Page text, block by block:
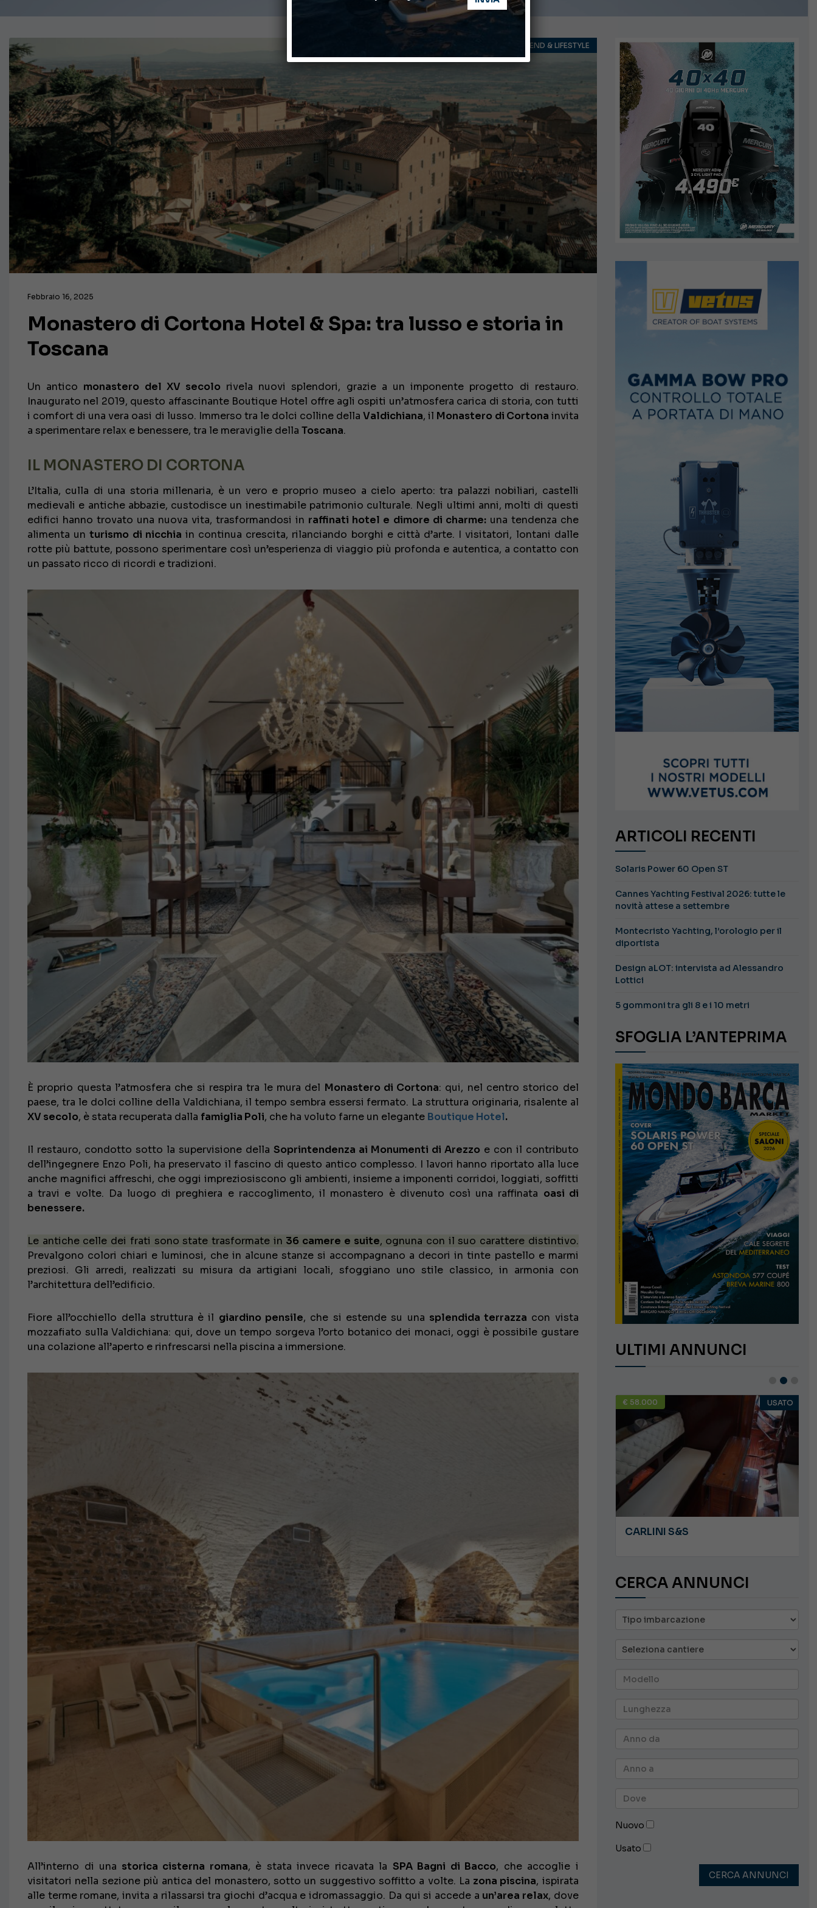
Febbraio 16, 2025
TREND & LIFESTYLE
Monastero di Cortona Hotel & Spa: tra lusso e storia in
Toscana
Un antico monastero del XV secolo rivela nuovi splendori, grazie a un imponente progetto di restauro.
Inaugurato nel 2019, questo affascinante Boutique Hotel offre agli ospiti un’atmosfera carica di storia, con tutti
i comfort di una vera oasi di lusso. Immerso tra le dolci colline dellaValdichiana, il Monastero di Cortona invita
a sperimentare relax e benessere, tra le meraviglie della Toscana.
IL MONASTERO DI CORTONA
L’Italia, culla di una storia millenaria, è un vero e proprio museo a cielo aperto: tra palazzi nobiliari, castelli
medievali e antiche abbazie, custodisce un inestimabile patrimonio culturale. Negli ultimi anni, molti di questi
edifici hanno trovato una nuova vita, trasformandosi in raffinati hotel e dimore di charme: una tendenza che
alimenta unturismo di nicchia in continua crescita, rilanciando borghi e città d’arte. I visitatori, lontani dalle
rotte più battute, possono sperimentare così un’esperienza di viaggio più profonda e autentica, a contatto con
un passato ricco di ricordi e tradizioni.
È proprio questa l’atmosfera che si respira tra le mura del Monastero di Cortona: qui, nel centro storico del
paese, tra le dolci colline della Valdichiana, il tempo sembra essersi fermato. La struttura originaria, risalente al
XV secolo, è stata recuperata dalla famiglia Poli, che ha voluto farne un elegante Boutique Hotel.
Il restauro, condotto sotto la supervisione della Soprintendenza ai Monumenti di Arezzo e con il contributo
dell’ingegnere Enzo Poli, ha preservato il fascino di questo antico complesso. I lavori hanno riportato alla luce
anche magnifici affreschi, che oggi impreziosiscono gli ambienti, insieme a imponenti corridoi, loggiati, soffitti
a travi e volte. Da luogo di preghiera e raccoglimento, il monastero è divenuto così una raffinata oasi di
benessere.
Le antiche celle dei frati sono state trasformate in 36 camere e suite, ognuna con il suo carattere distintivo.
Prevalgono colori chiari e luminosi, che in alcune stanze si accompagnano a decori in tinte pastello e marmi
preziosi. Gli arredi, realizzati su misura da artigiani locali, sfoggiano uno stile classico, in armonia con
l’architettura dell’edificio.
Fiore all’occhiello della struttura è il giardino pensile, che si estende su una splendida terrazza con vista
mozzafiato sulla Valdichiana: qui, dove un tempo sorgeva l’orto botanico dei monaci, oggi è possibile gustare
una colazione all’aperto e rinfrescarsi nella piscina a immersione.
All’interno di una storica cisterna romana, è stata invece ricavata la SPA Bagni di Bacco, che accoglie i
visitatori nella sezione più antica del monastero, sotto un suggestivo soffitto a volte. La zona piscina, ispirata
alle terme romane, invita a rilassarsi tra giochi d’acqua e idromassaggio. Da qui si accede a un’area relax, dove
ARTICOLI RECENTI
Solaris Power 60 Open ST
Cannes Yachting Festival 2026: tutte le
novità attese a settembre
Montecristo Yachting, l’orologio per il
diportista
Design aLOT: intervista ad Alessandro
Lottici
5 gommoni tra gli 8 e i 10 metri
SFOGLIA L’ANTEPRIMA
ULTIMI ANNUNCI
€ 58.000 USATO
CARLINI S&S
CERCA ANNUNCI
Nuovo
Usato
CERCA ANNUNCI